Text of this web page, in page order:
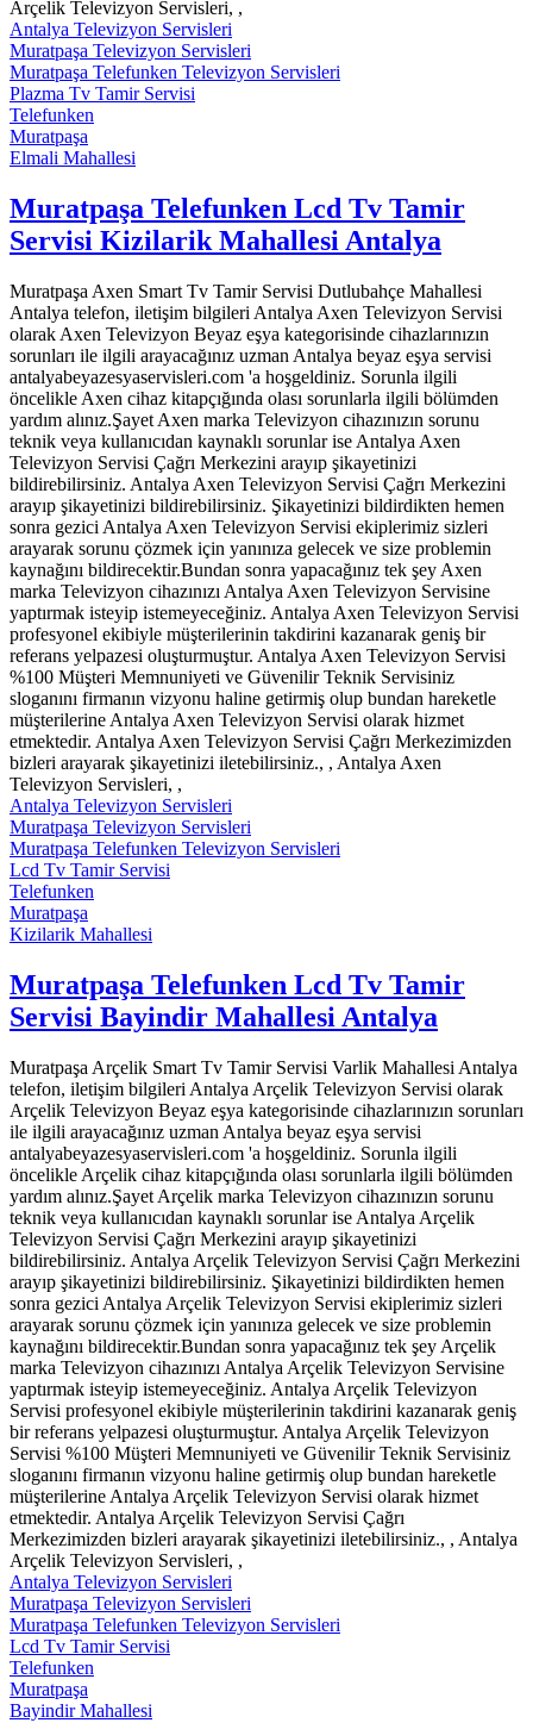
Arçelik Televizyon Servisleri, ,
Antalya Televizyon Servisleri
Muratpaşa Televizyon Servisleri
Muratpaşa Telefunken Televizyon Servisleri
Plazma Tv Tamir Servisi
Telefunken
Muratpaşa
Elmali Mahallesi
Muratpaşa Telefunken Lcd Tv Tamir
Servisi Kizilarik Mahallesi Antalya
Muratpaşa Axen Smart Tv Tamir Servisi Dutlubahçe Mahallesi
Antalya telefon, iletişim bilgileri Antalya Axen Televizyon Servisi
olarak Axen Televizyon Beyaz eşya kategorisinde cihazlarınızın
sorunları ile ilgili arayacağınız uzman Antalya beyaz eşya servisi
antalyabeyazesyaservisleri.com 'a hoşgeldiniz. Sorunla ilgili
öncelikle Axen cihaz kitapçığında olası sorunlarla ilgili bölümden
yardım alınız.Şayet Axen marka Televizyon cihazınızın sorunu
teknik veya kullanıcıdan kaynaklı sorunlar ise Antalya Axen
Televizyon Servisi Çağrı Merkezini arayıp şikayetinizi
bildirebilirsiniz. Antalya Axen Televizyon Servisi Çağrı Merkezini
arayıp şikayetinizi bildirebilirsiniz. Şikayetinizi bildirdikten hemen
sonra gezici Antalya Axen Televizyon Servisi ekiplerimiz sizleri
arayarak sorunu çözmek için yanınıza gelecek ve size problemin
kaynağını bildirecektir.Bundan sonra yapacağınız tek şey Axen
marka Televizyon cihazınızı Antalya Axen Televizyon Servisine
yaptırmak isteyip istemeyeceğiniz. Antalya Axen Televizyon Servisi
profesyonel ekibiyle müşterilerinin takdirini kazanarak geniş bir
referans yelpazesi oluşturmuştur. Antalya Axen Televizyon Servisi
%100 Müşteri Memnuniyeti ve Güvenilir Teknik Servisiniz
sloganını firmanın vizyonu haline getirmiş olup bundan hareketle
müşterilerine Antalya Axen Televizyon Servisi olarak hizmet
etmektedir. Antalya Axen Televizyon Servisi Çağrı Merkezimizden
bizleri arayarak şikayetinizi iletebilirsiniz., , Antalya Axen
Televizyon Servisleri, ,
Antalya Televizyon Servisleri
Muratpaşa Televizyon Servisleri
Muratpaşa Telefunken Televizyon Servisleri
Lcd Tv Tamir Servisi
Telefunken
Muratpaşa
Kizilarik Mahallesi
Muratpaşa Telefunken Lcd Tv Tamir
Servisi Bayindir Mahallesi Antalya
Muratpaşa Arçelik Smart Tv Tamir Servisi Varlik Mahallesi Antalya
telefon, iletişim bilgileri Antalya Arçelik Televizyon Servisi olarak
Arçelik Televizyon Beyaz eşya kategorisinde cihazlarınızın sorunları
ile ilgili arayacağınız uzman Antalya beyaz eşya servisi
antalyabeyazesyaservisleri.com 'a hoşgeldiniz. Sorunla ilgili
öncelikle Arçelik cihaz kitapçığında olası sorunlarla ilgili bölümden
yardım alınız.Şayet Arçelik marka Televizyon cihazınızın sorunu
teknik veya kullanıcıdan kaynaklı sorunlar ise Antalya Arçelik
Televizyon Servisi Çağrı Merkezini arayıp şikayetinizi
bildirebilirsiniz. Antalya Arçelik Televizyon Servisi Çağrı Merkezini
arayıp şikayetinizi bildirebilirsiniz. Şikayetinizi bildirdikten hemen
sonra gezici Antalya Arçelik Televizyon Servisi ekiplerimiz sizleri
arayarak sorunu çözmek için yanınıza gelecek ve size problemin
kaynağını bildirecektir.Bundan sonra yapacağınız tek şey Arçelik
marka Televizyon cihazınızı Antalya Arçelik Televizyon Servisine
yaptırmak isteyip istemeyeceğiniz. Antalya Arçelik Televizyon
Servisi profesyonel ekibiyle müşterilerinin takdirini kazanarak geniş
bir referans yelpazesi oluşturmuştur. Antalya Arçelik Televizyon
Servisi %100 Müşteri Memnuniyeti ve Güvenilir Teknik Servisiniz
sloganını firmanın vizyonu haline getirmiş olup bundan hareketle
müşterilerine Antalya Arçelik Televizyon Servisi olarak hizmet
etmektedir. Antalya Arçelik Televizyon Servisi Çağrı
Merkezimizden bizleri arayarak şikayetinizi iletebilirsiniz., , Antalya
Arçelik Televizyon Servisleri, ,
Antalya Televizyon Servisleri
Muratpaşa Televizyon Servisleri
Muratpaşa Telefunken Televizyon Servisleri
Lcd Tv Tamir Servisi
Telefunken
Muratpaşa
Bayindir Mahallesi